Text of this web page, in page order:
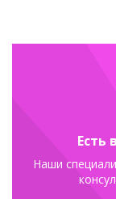
Есть
Наши